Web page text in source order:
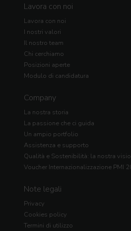
Lavora con noi
Lavora con noi
I nostri valori
Il nostro team
Chi cerchiamo
Posizioni aperte
Modulo di candidatura
Company
La nostra storia
La passione che ci guida
Un ampio portfolio
Assistenza e supporto
Qualità e Sostenibilità: la nostra
Voucher Internazionalizzazione PMI
Note legali
Privacy
Cookies policy
Termini di utilizzo